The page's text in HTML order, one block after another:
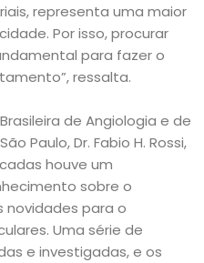
representa uma maior
Por isso, procurar
para fazer o
ressalta.
de Angiologia e de
Paulo, Dr. Fabio H. Rossi,
houve um
sobre o
novidades para o
Uma série de
e investigadas, e os